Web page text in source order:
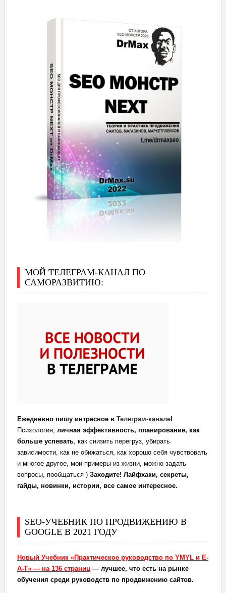
МОЙ ТЕЛЕГРАМ-КАНАЛ ПО
САМОРАЗВИТИЮ:
Ежедневно пишу интресное в Телеграм-канале!
Психология, личная эффективность, планирование, как
больше успевать, как снизить перегруз, убирать
зависимости, как не обижаться, как хорошо себя чувствовать
и многое другое, мои примеры из жизни, можно задать
вопросы, пообщаться ) Заходите! Лайфхаки, секреты,
гайды, новинки, истории, все самое интересное.
SEO-УЧЕБНИК ПО ПРОДВИЖЕНИЮ В
GOOGLE В 2021 ГОДУ
Новый Учебник «Практическое руководство по YMYL и E-
A-T» — на 136 страниц— лучшее, что есть на рынке
обучения среди руководств по продвижению сайтов.